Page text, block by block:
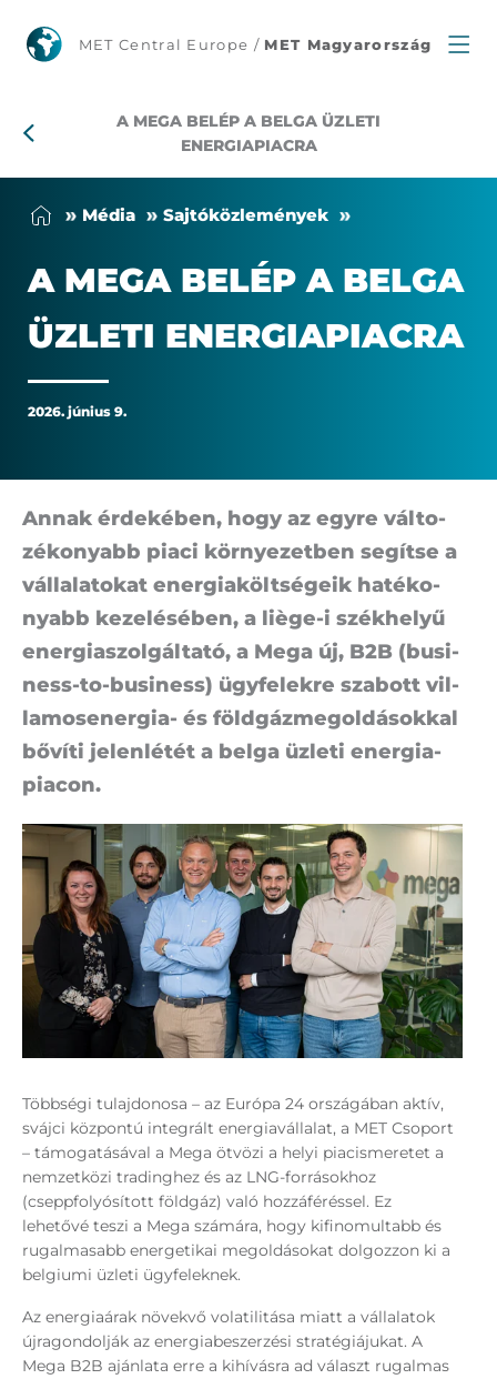
belép
üzleti
energiapiacra
MET Central Europe / MET Magyarország
A MEGA BELÉP A BELGA ÜZLETI
ENERGIAPIACRA
Mé­dia Saj­tó­köz­le­mé­nyek
A ME­GA BE­LÉP A BEL­GA
ÜZ­LE­TI ENER­GIA­PI­AC­RA
2026. június 9.
An­nak ér­de­ké­ben, hogy az egy­re vál­to­
zé­ko­nyabb pi­a­ci kör­nye­zet­ben se­gít­se a
vál­la­la­to­kat ener­gia­költ­sé­ge­ik ha­té­ko­
nyabb ke­ze­lé­sé­ben, a liège-i szék­he­lyű
ener­gia­szol­gál­ta­tó, a Me­ga új, B2B (busi­
ness-to-busi­ness) ügy­fe­lek­re sza­bott vil­
la­mos­ener­gia- és föld­gáz­meg­ol­dá­sok­kal
bő­ví­ti je­len­lé­tét a bel­ga üz­le­ti ener­gia­
pi­a­con.
Többségi tulajdonosa – az Európa 24 országában aktív,
svájci központú integrált energiavállalat, a MET Csoport
– támogatásával a Mega ötvözi a helyi piacismeretet a
nemzetközi tradinghez és az LNG-forrásokhoz
(cseppfolyósított földgáz) való hozzáféréssel. Ez
lehetővé teszi a Mega számára, hogy kifinomultabb és
rugalmasabb energetikai megoldásokat dolgozzon ki a
belgiumi üzleti ügyfeleknek.
Az energiaárak növekvő volatilitása miatt a vállalatok
újragondolják az energiabeszerzési stratégiájukat. A
Mega B2B ajánlata erre a kihívásra ad választ rugalmas